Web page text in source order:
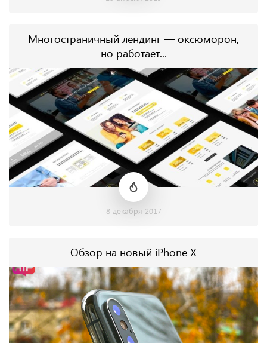
Многостраничный лендинг — оксюморон,
но работает...
8 декабря 2017
Обзор на новый iPhone X